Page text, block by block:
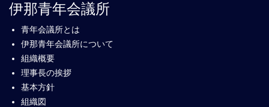
伊那青年会議所
青年会議所とは
伊那青年会議所について
組織概要
理事長の挨拶
基本方針
組織図